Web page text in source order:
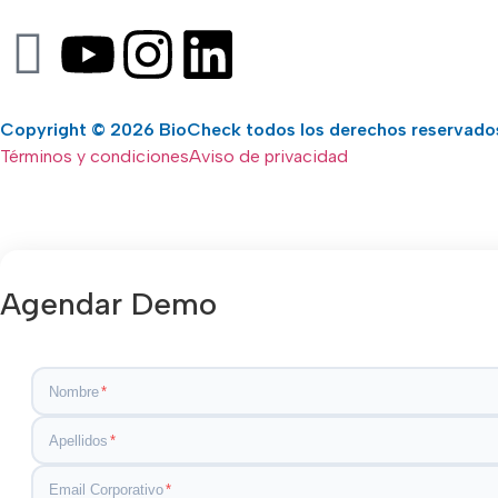
Copyright © 2026 BioCheck todos los derechos
Términos y condicionesAviso de privacidad
Agendar Demo
Nombre*
Apellidos *
Email Corporativo*